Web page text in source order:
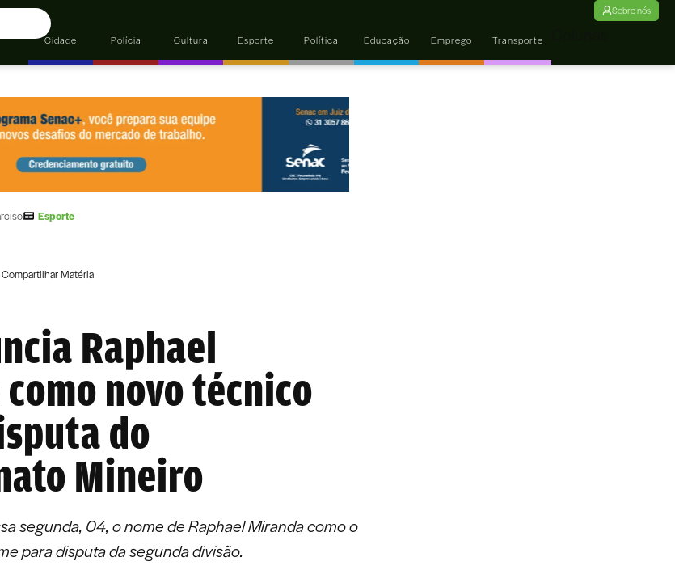
Cidade Polícia Cultura Esporte Política Educação Emprego Transporte
Sobre nós
Esporte
CompartilharMatéria
Raphael
novo técnico
do
Mineiro
segunda, 04, o nome de Raphael Miranda como o
para disputa da segunda divisão.